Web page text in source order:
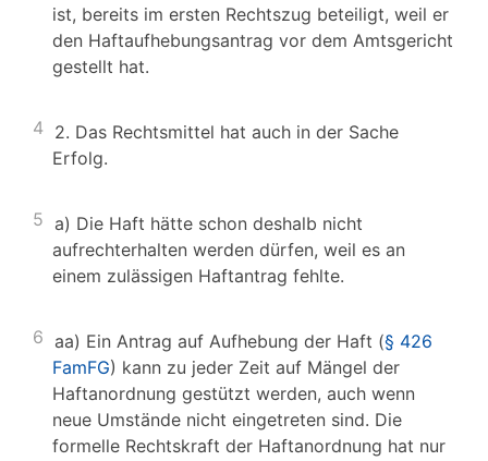
ist, bereits im ersten Rechtszug beteiligt, weil er
den Haftaufhebungsantrag vor dem Amtsgericht
gestellt hat.
4 2. Das Rechtsmittel hat auch in der Sache
Erfolg.
5 a) Die Haft hätte schon deshalb nicht
aufrechterhalten werden dürfen, weil es an
einem zulässigen Haftantrag fehlte.
6 aa) Ein Antrag auf Aufhebung der Haft (§ 426
FamFG) kann zu jeder Zeit auf Mängel der
Haftanordnung gestützt werden, auch wenn
neue Umstände nicht eingetreten sind. Die
formelle Rechtskraft der Haftanordnung hat nur